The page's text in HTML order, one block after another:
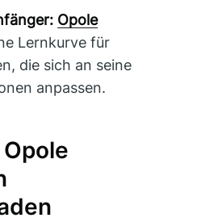
Opole
Lernkurve für
die sich an seine
anpassen.